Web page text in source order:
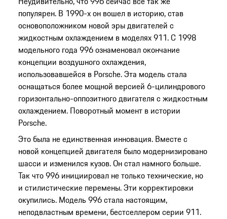
популярен. В 1990-х он вошел в историю, став
основоположником новой эры двигателей с
жидкостным охлаждением в моделях 911. С 1998
модельного года 996 ознаменовал окончание
концепции воздушного охлаждения,
использовавшейся в Porsche. Эта модель стала
оснащаться более мощной версией 6-цилиндрового
горизонтально-оппозитного двигателя с жидкостным
охлаждением. Поворотный момент в истории
Porsche.
Это была не единственная инновация. Вместе с
новой концепцией двигателя было модернизировано
шасси и изменился кузов. Он стал намного больше.
Так что 996 инициировал не только технические, но
и стилистические перемены. Эти корректировки
окупились. Модель 996 стала настоящим,
неподвластным времени, бестселлером серии 911.